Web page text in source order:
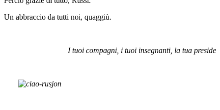
Un abbraccio da tutti noi, quaggiù.
I tuoi compagni, i tuoi insegnanti, la tua preside